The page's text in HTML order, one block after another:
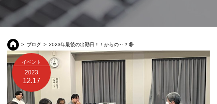
ブログ 2023年最後の出勤日！！からの～？😂
イベント
2023
12.17